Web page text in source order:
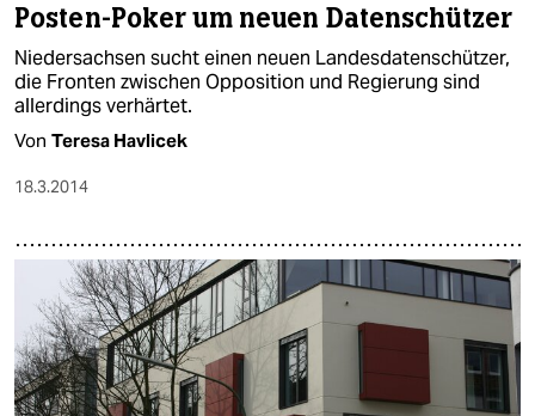
Posten-Poker um neuen Datenschützer
Niedersachsen sucht einen neuen Landesdatenschützer,
die Fronten zwischen Opposition und Regierung sind
allerdings verhärtet.
Von Teresa Havlicek
18.3.2014